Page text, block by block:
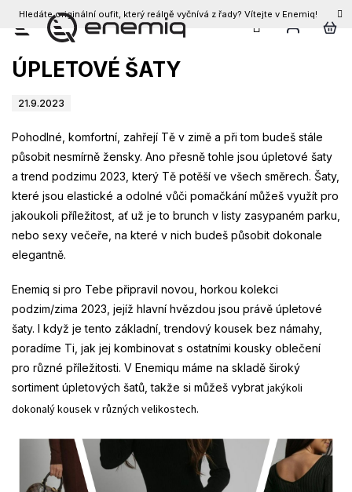
Přejít
obsah
Hledáte originální oufit, který reálně vyčnívá z řady? Vítejte v Enemiq!
CZK
TREND PODZIMU 2023:
ÚPLETOVÉ ŠATY
21.9.2023
Pohodlné, komfortní, zahřejí Tě v zimě a při tom budeš stále
působit nesmírně žensky. Ano přesně tohle jsou úpletové šaty
a trend podzimu 2023, který Tě potěší ve všech směrech. Šaty,
které jsou elastické a odolné vůči pomačkání můžeš využít pro
jakoukoli příležitost, ať už je to brunch v listy zasypaném parku,
nebo sexy večeře, na které v nich budeš působit dokonale
elegantně.
Enemiq si pro Tebe připravil novou, horkou kolekci
podzim/zima 2023, jejíž hlavní hvězdou jsou právě úpletové
šaty. I když je tento základní, trendový kousek bez námahy,
poradíme Ti, jak jej kombinovat s ostatními kousky oblečení
pro různé příležitosti. V Enemiqu máme na skladě široký
sortiment úpletových šatů, takže si můžeš vybrat jakýkoli
dokonalý kousek v různých velikostech.